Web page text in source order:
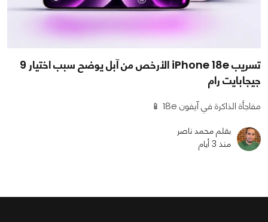
تسريب iPhone 18e الأرخص من آبل يوضح سبب اختيار 9
جيجابايت رام
مفاجأة الذاكرة في آيفون 18e 📱
بقلم محمد ناصر
منذ 3 أيام